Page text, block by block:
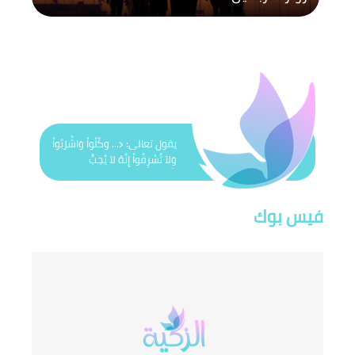
يقول تعالى: ﴿... وكُلُواْ وَاشْرَبُواْ
وَلاَ تُسْرِفُواْ إِنَّهُ لاَ يُحِبُّ
الْمُسْرِفِينَ﴾
فيس بوك